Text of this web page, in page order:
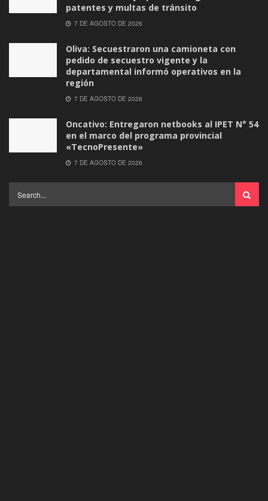
patentes y multas de tránsito
7 DE AGOSTO DE 2026
Oliva: Secuestraron una camioneta con
pedido de secuestro vigente y la
departamental informó operativos en la
región
7 DE AGOSTO DE 2026
Oncativo: Entregaron netbooks al IPET N° 54
en el marco del programa provincial
«TecnoPresente»
7 DE AGOSTO DE 2026